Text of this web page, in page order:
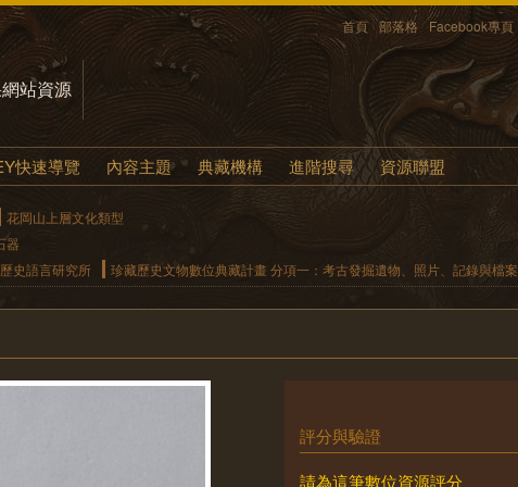
首頁 部落格 Facebook專頁
站資源
快速導覽 內容主題 典藏機構 進階搜尋 資源聯盟
花岡山上層文化類型
器
歷史語言研究所 珍藏歷史文物數位典藏計畫 分項一：考古發掘遺物、照片、記錄與檔案
評分與驗證
請為這筆數位資源評分